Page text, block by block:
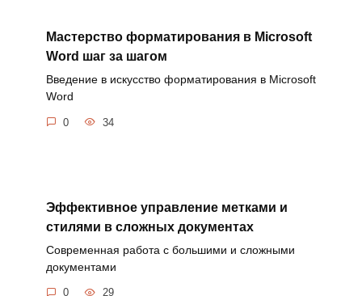
Мастерство форматирования в Microsoft
Word шаг за шагом
Введение в искусство форматирования в Microsoft
Word
0 34
Эффективное управление метками и
стилями в сложных документах
Современная работа с большими и сложными
документами
0 29